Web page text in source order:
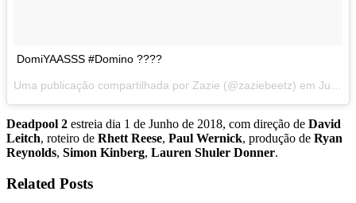
DomiYAASSS #Domino ????
Uma publicação compartilhada por Zazie (@zaziebeetz) em Jul 31, 2017 às 7:23 PDT
Deadpool 2 estreia dia 1 de Junho de 2018, com direção de David
Leitch, roteiro de Rhett Reese, Paul Wernick, produção de Ryan
Reynolds, Simon Kinberg, Lauren Shuler Donner.
Related Posts